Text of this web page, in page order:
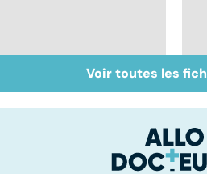
Huntington : une
Voir toutes les